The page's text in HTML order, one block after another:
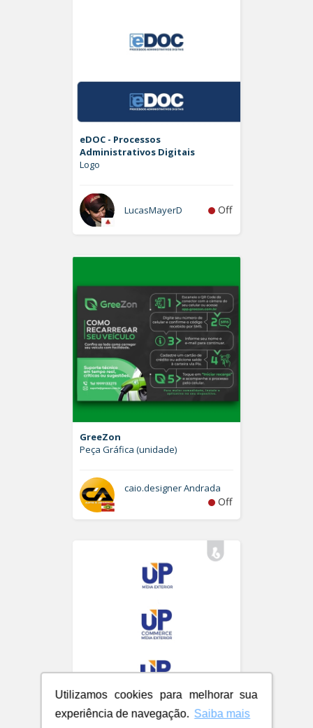
Utilizamos cookies para melhorar sua
experiência de navegação. Saiba mais
eDOC - Processos
Administrativos Digitais
Logo
LucasMayerD Off
GreeZon
Peça Gráfica (unidade)
caio.designer Andrada
Off
UPCOMMERCE